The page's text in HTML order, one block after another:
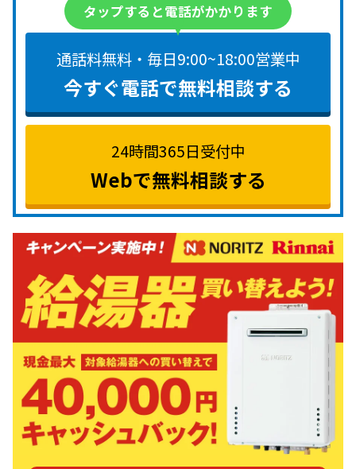
タップすると電話がかかります
通話料無料・毎日9:00~18:00営業中
今すぐ電話で無料相談する
24時間365日受付中
Webで無料相談する